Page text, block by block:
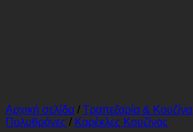
Αρχική σελίδα / Τραπεζαρία & Κουζίνα
Πολυθρόνες / Καρέκλες Κουζίνας